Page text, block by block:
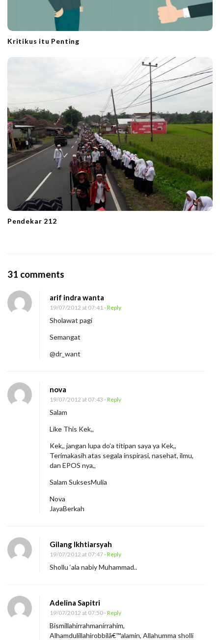
Kritikus itu Penting
Pendekar 212
31 comments
R
d
u
u
u
k
y
n
g
K
u
i
n
arif indra wanta
19/07/2012 at 07:41 - Reply
Sholawat pagi
Semangat
@dr_want
nova
19/07/2012 at 07:43 - Reply
Salam
Like This Kek,,
Kek,, jangan lupa do’a titipan saya ya Kek,,
Terimakasih atas segala inspirasi, nasehat, ilmu,
dan EPOS nya,,
Salam SuksesMulia
Nova
JayaBerkah
Gilang Ikhtiarsyah
19/07/2012 at 07:47- Reply
Shollu ‘ala nabiy Muhammad..
Adelina Sapitri
19/07/2012 at 07:50- Reply
Bismillahirrahmanirrahim,
Alhamdulillahirobbilâ€™alamin, Allahumma sholli